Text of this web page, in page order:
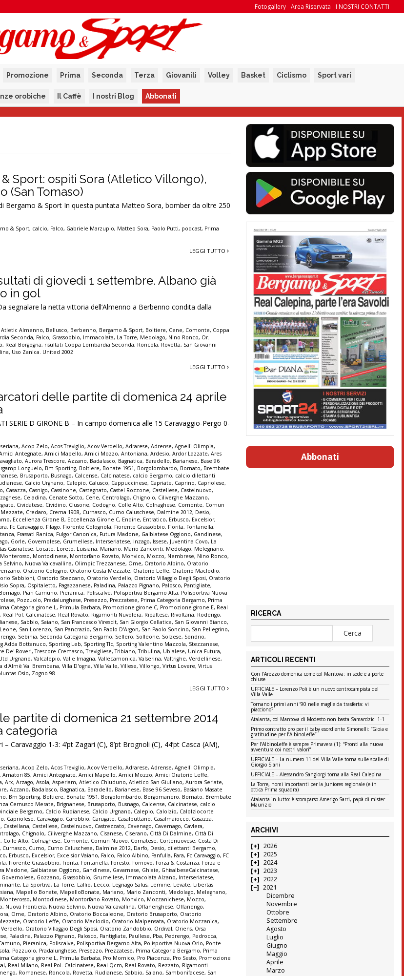
I NOSTRI CONTATTI
Area Riservata
Fotogallery
Promozione Prima Seconda Terza Giovanili Volley Basket Ciclismo Sport vari
orobiche Il Caffè I nostri Blog Abbonati
Sport: ospiti Sora (Atletico Villongo),
(San Tomaso)
Bergamo & Sport In questa puntata Matteo Sora, bomber da oltre 250
& Sport, calcio, Falco, Gabriele Marzupio, Matteo Sora, Paolo Putti, podcast, Prima
LEGGI TUTTO
di giovedì 1 settembre. Albano già
in gol
segnalare la netta vittoria dell’Almenno a Berbenno condita dalla
Atletic Almenno, Bellusco, Berbenno, Bergamo & Sport, Boltiere, Cene, Comonte, Coppa
Seconda, Falco, Grassobbio, Immacolata, La Torre, Medolago, Nino Ronco, Or.
, Real Borgogna, risultati Coppa Lombardia Seconda, Roncola, Rovetta, San Giovanni
, Uso Zanica. United 2002
LEGGI TUTTO
delle partite di domenica 24 aprile
SERIE D GIRONE B – In campo domenica alle 15 Caravaggio-Pergo 0-
,Acop Zelo,Acos Treviglio,Acov Verdello,Adrarese,Adrense,Agnelli Olimpia,
Antegnate,Amici Mapello,Amici Mozzo,Antoniana,Ardesio,Ardor Lazzate,Ares
,Aurora Trescore,Azzano, Badalasco, Bagnatica, Baradello, Barianese, Base 96
Longuelo, Bm Sporting, Boltiere, Bonate 1951, Borgolombardo, Bornato, Brembate
, Brusaporto, Busnago, Calcense, Calcinatese, calcio Bergamo, calcio dilettanti
, Calcio Urgnano, Calepio, Calusco, Cappuccinese, Capriate, Caprino, Capriolese,
, Casazza, Casnigo, Cassinone, Castegnato, Castel Rozzone, Castellese, Castelnuovo,
, Celadina, Cenate Sotto, Cene, Centrolago, Chignolo, Ciliverghe Mazzano,
, Cividatese, Cividino, Clusone, Codogno, Colle Alto, Colnaghese, Comonte, Comun
Mezzate, Credaro, Crema 1908, Curnasco, Curno Caluschese, Dalmine 2012, Desio,
, Eccellenza Girone B, Eccellenza Girone C, Endine, Entratico, Erbusco, Excelsior,
, Fc Caravaggio, Filago, Fiorente Colognola, Fiorente Grassobbio, Fiorita, Fontanella,
, Frassati Ranica, Fulgor Canonica, Futura Madone, Galbiatese Oggiono, Gandinese,
, Gorle, Governolese, Grumellese, Interseriatese, Inzago, Issese, Juventina Covo, La
Casiratese, Locate, Loreto, Luisiana, Mariano, Mario Zanconti, Medolago, Melegnano,
Monterosso, Montodinese, Montorfano Rovato, Monvico, Mozzo, Nembrese, Nino Ronco,
Selvino, Nuova Valcavallina, Olimpic Trezzanese, Ome, Oratorio Albino, Oratorio
, Oratorio Cologno, Oratorio Costa Mezzate, Oratorio Leffe, Oratorio Maclodio,
Sabbioni, Oratorio Stezzano, Oratorio Verdello, Oratorio Villaggio Degli Sposi, Oratorio
Sopra, Ospitaletto, Pagazzanese, Paladina, Palazzo Pignano, Palosco, Pantigliate,
, Pian Camuno, Pieranica, Poliscalve, Polisportiva Bergamo Alta, Polisportiva Nuova
, Pozzuolo, Pradalunghese, Presezzo, Prezzatese, Prima Categoria Bergamo, Prima
Categoria girone L, Primula Barbata, Promozione girone C, Promozione girone E, Real
, Real Pol. Calcinatese, Real Rovato, Rigamonti Nuvolera, Ripaltese, Rivoltana, Rodengo,
, Sabbio, Saiano, San Francesco Virescit, San Giorgio Cellatica, San Giovanni Bianco,
, San Lorenzo, San Pancrazio, San Paolo D'Argon, San Paolo Soncino, San Pellegrino,
, Sebinia, Seconda Categoria Bergamo, Sellero, Solleone, Solzese, Sondrio,
Adda Bottanuco, Sporting Leb, Sporting Tlc, Sporting Valentino Mazzola, Stezzanese,
De' Roveri,Trescore Cremasco,Trevigliese,Tribiano,Tribulina, Ubialese, Unica Futura,
Urgnano,Valcalepio,Valle Imagna,Vallecamonica,Valserina,Valtrighe,Verdellinese,
d'Almè Val Brembana,Villa D'ogna,Villa Valle,Villese,Villongo,Virtus Lovere,Virtus
Osio, Zogno 98
LEGGI TUTTO
partite di domenica 21 settembre 2014
categoria
Caravaggio 1-3: 4’pt Zagari (C), 8’pt Brognoli (C), 44’pt Casca (AM),
,Acop Zelo,Acos Treviglio,Acov Verdello,Adrarese,Adrense,Agnelli Olimpia,
,Amatori 85,Amici Antegnate,Amici Mapello,Amici Mozzo,Amici Oratorio Leffe,
,Arx,Arzago,Asola,Asperiam,Atletico Chiuduno,Atletico San Giuliano,Aurora Seriate,
,Azzano, Badalasco, Bagnatica, Baradello, Barianese, Base 96 Seveso, Basiano Masate
, Bm Sporting, Boltiere, Bonate 1951, Borgolombardo, Borgomanero, Bornato, Brembate
Cernusco Merate, Brignanese, Brusaporto, Busnago, Calcense, Calcinatese, calcio
Bergamo, Calcio Rudianese, Calcio Urgnano, Calepio, Calolzio, Calolziocorte
, Capriolese, Caravaggio, Carobbio, Carugate, Casalbuttano, Casalmaiocco, Casazza,
, Castellana, Castellese, Castelnuovo, Castrezzato, Cavenago, Cavernago, Cavlera,
, Chignolo, Ciliverghe Mazzano, Cisanese, Ciserano, Città Di Dalmine, Città Di
, Colle Alto, Colnaghese, Comonte, Comun Nuovo, Cornatese, Cortenuovese, Costa Di
, Curnasco, Curno, Curno Caluschese, Dalmine 2012, Darfo, Desio, dilettanti Bergamo,
, Erbusco, Excelsior, Excelsior Vaiano, Falco, Falco Albino, Fanfulla, Fara, Fc Caravaggio, FC
, Fiorente Grassobbio, Fiorita, Fontanella, Foresto, Fornovo, Forza & Costanza, Forza e
Madone, Galbiatese Oggiono, Gandinese, Gavarnese, Ghiaie, GhisalbeseCalcinatese,
Governolese, Gozzano, Grassobbio, Grumellese, Immacolata Alzano, Interseriatese,
, La Sportiva, La Torre, Lallio, Lecco, Legnago Salus, Lemine, Levate, Libertas
, Mapello Bonate, MapelloBonate, Mariano, Mario Zanconti, Medolago, Melegnano,
Monterosso, Montodinese, Montorfano Rovato, Monvico, Mozzanichese, Mozzo,
, Nuova Frontiera, Nuova Selvino, Nuova Valcavallina, Offanenghese, Offanengo,
, Ome, Oratorio Albino, Oratorio Boccaleone, Oratorio Brusaporto, Oratorio
, Oratorio Leffe, Oratorio Maclodio, Oratorio Malpensata, Oratorio Mozzanica,
, Oratorio Villaggio Degli Sposi, Oratorio Zandobbio, Ordival, Oriens, Orsa
, Paladina, Palazzo Pignano, Palosco, Pantigliate, Paullese, Pba, Pedrengo, Pedrocca,
, Pieranica, Poliscalve, Polisportiva Bergamo Alta, Polisportiva Nuova Orio, Ponte
, Pozzuolo, Pradalunghese, Presezzo, Prezzatese, Prima Categoria Bergamo, Prima
Categoria girone L, Primula Barbata, Pro Mornico, Pro Piacenza, Pro Sesto, Promozione
, Real Milano, Real Pol. Calcinatese, Real Qcm, Real Rovato, Rezzato, Rigamonti
, Romanese, Roncola, Rovetta, Rudianese, Sabbio, Saiano, Sambonifacese, San
Abbonati
RICERCA
ARTICOLI RECENTI
Con l’Arezzo domenica come col Mantova: in sede e a porte
chiuse
UFFICIALE – Lorenzo Poli è un nuovo centrocampista del
Villa Valle
Tornano i primi anni ’90 nelle maglie da trasferta: vi
piacciono?
Atalanta, col Mantova di Modesto non basta Samardzic: 1-1
Primo contratto pro per il baby esordiente Simonelli: “Gioia e
gratitudine per l’AlbinoLeffe”
Per l’AlbinoLeffe è sempre Primavera (1): “Pronti alla nuova
avventura coi nostri valori”
UFFICIALE – La numero 11 del Villa Valle torna sulle spalle di
Giorgio Siani
UFFICIALE – Alessandro Sangiorgi torna alla Real Calepina
La Torre, nomi importanti per la Juniores regionale (e in
ottica Prima squadra)
Atalanta in lutto: è scomparso Amerigo Sarri, papà di mister
Maurizio
ARCHIVI
2026
2025
2024
2023
2022
2021
Dicembre
Novembre
Ottobre
Settembre
Agosto
Luglio
Giugno
Maggio
Aprile
Marzo